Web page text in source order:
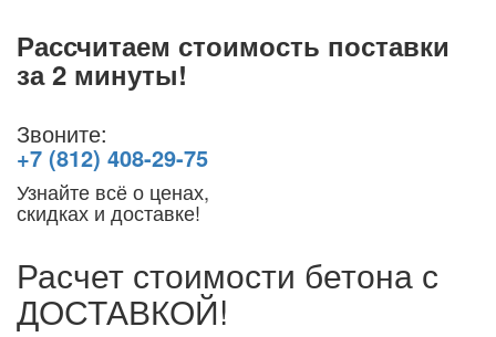
Рассчитаем стоимость поставки
за 2 минуты!
Звоните:
+7 (812) 408-29-75
Узнайте всё о ценах,
скидках и доставке!
Расчет стоимости бетона с
ДОСТАВКОЙ!